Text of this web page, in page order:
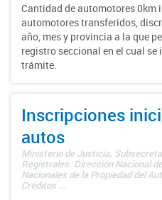
Cantidad de automotores 0km
automotores transferidos,
año, mes y provincia a la que
registro seccional en el cual se
trámite.
Inscripciones
autos
Ministerio de Justicia.
Registrales. Dirección Nacional
Nacionales de la Propiedad del
Créditos ...